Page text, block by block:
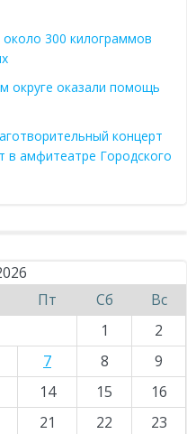
300 килограммов
округе оказали помощь
концерт
в амфитеатре Городского
Пт Сб
Вс
1
2
7 8
9
14 15
16
21 22
23